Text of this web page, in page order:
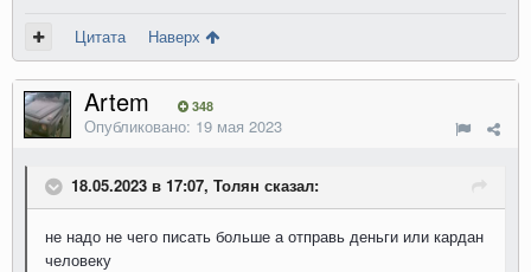
Цитата Наверх
Artem 348
Опубликовано: 19 мая 2023
18.05.2023 в 17:07, Толян сказал:
не надо не чего писать больше а отправь деньги или кардан
человеку